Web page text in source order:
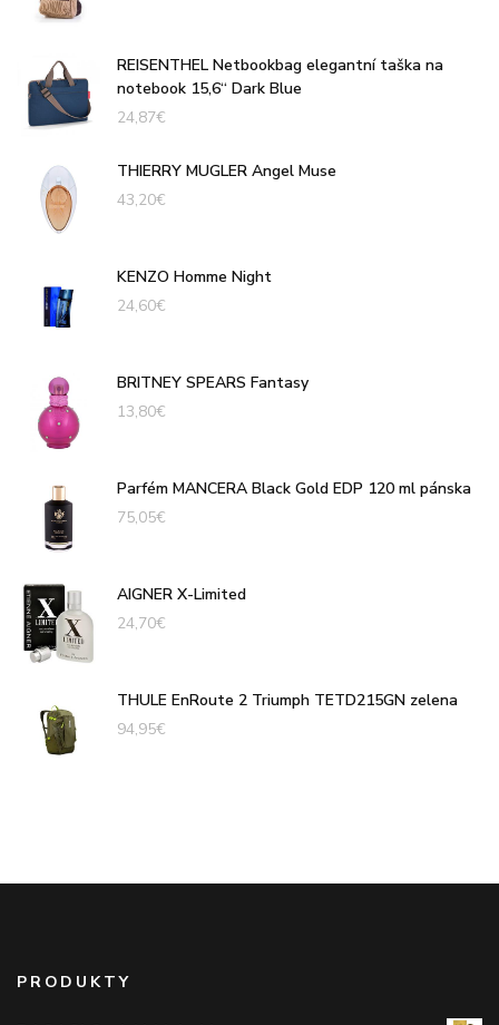
REISENTHEL Netbookbag elegantní taška na
notebook 15,6“ Dark Blue
24,87€
THIERRY MUGLER Angel Muse
43,20€
KENZO Homme Night
24,60€
BRITNEY SPEARS Fantasy
13,80€
Parfém MANCERA Black Gold EDP 120 ml pánska
75,05€
AIGNER X-Limited
24,70€
THULE EnRoute 2 Triumph TETD215GN zelena
94,95€
PRODUKTY